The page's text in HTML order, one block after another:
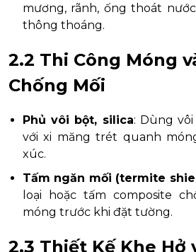
mương, rãnh, ống thoát
thông thoáng.
2.2 Thi Công Móng
Chống Mối
Phủ vôi bột, silica: Dùng
với xi măng trét quanh
xúc.
Tấm ngăn mối (termite
loại hoặc tấm composite
móng trước khi đặt tường.
2.3 Thiết Kế Khe Hở